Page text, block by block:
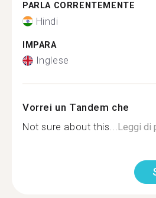
PARLA CORRENTEMENTE
Hindi
IMPARA
Inglese
Vorrei un Tandem che
Not sure about this...Leggi di